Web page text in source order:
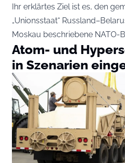
Ihr erklärtes Ziel ist es, den
„Unionsstaat“
Moskau beschriebene NATO-
Atom- und
in Szenarien